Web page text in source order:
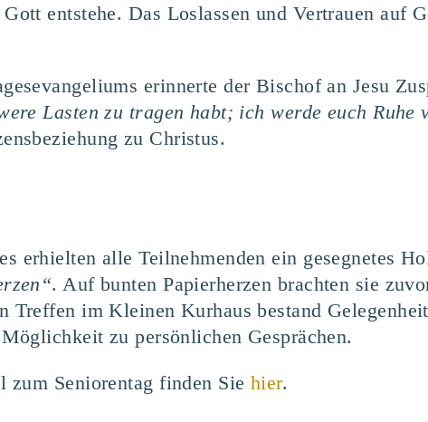
entstehe. Das Loslassen und Vertrauen auf
erinnerte der Bischof an Jesu
Lasten zu tragen habt; ich werde euch Ruhe
zu Christus.
erhielten alle Teilnehmenden ein gesegnetes
. Auf bunten Papierherzen brachten sie
Treffen im Kleinen Kurhaus bestand
zu persönlichen Gesprächen.
Seniorentag finden Sie hier.